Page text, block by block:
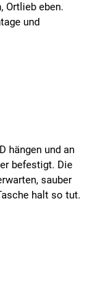
Ortlieb eben.
und
hängen und an
befestigt. Die
sauber
halt so tut.